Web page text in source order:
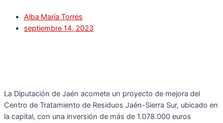
Alba María Torres
septiembre 14, 2023
La Diputación de Jaén acomete un proyecto de mejora del
Centro de Tratamiento de Residuos Jaén-Sierra Sur, ubicado en
la capital, con una inversión de más de 1.078.000 euros